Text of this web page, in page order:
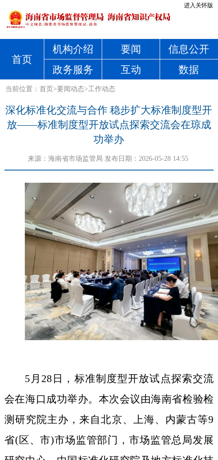
进入关怀版
首页
机构介绍 要闻
信息公开
政务服务
互动 数据
当前位置：首页>要闻动态>工作动态
深化标准化交流与合作 稳步扩大标准制度型开
放——标准制度型开放试点探索交流会在琼成
功举办
来源： 海南省市场监管局 发布日期：2026-05-28 14:55
5 月 28 日，标准制度型开放试点探索交流
会在海口成功举办。本次会议由海南省检验检
测研究院主办，来自北京、上海、内蒙古等9
省(区、市)市场监管部门，市场监管总局发展